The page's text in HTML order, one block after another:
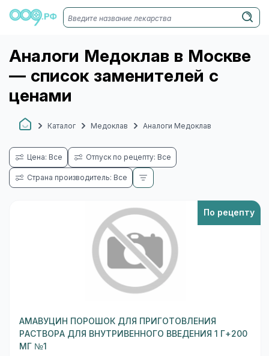
Аналоги Медоклав в Москве
— список заменителей с
ценами
Каталог Медоклав Аналоги Медоклав
Цена: Все Отпуск по рецепту: Все
Страна производитель: Все
По рецепту
АМАВУЦИН ПОРОШОК ДЛЯ ПРИГОТОВЛЕНИЯ
РАСТВОРА ДЛЯ ВНУТРИВЕННОГО ВВЕДЕНИЯ 1 Г+200
МГ №1